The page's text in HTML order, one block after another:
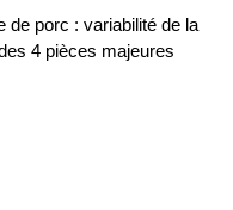
de porc : variabilité de la
4 pièces majeures